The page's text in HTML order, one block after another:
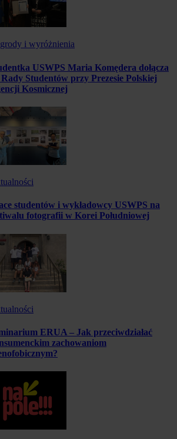
i wyróżnienia
USWPS Maria Komędera dołącza
Rady Studentów przy Prezesie Polskiej
Kosmicznej
studentów i wykładowcy USWPS na
fotografii w Korei Południowej
ERUA – Jak przeciwdziałać
zachowaniom